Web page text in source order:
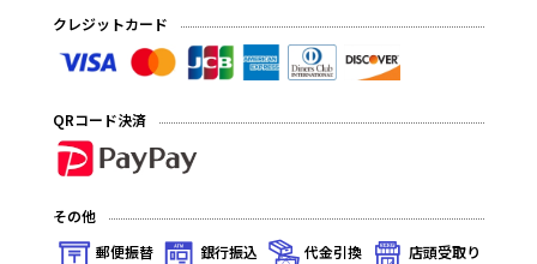
発見の旅路(プレミアム)
深淵のガンスリンガー(プレミアム)
星の涙(プレミアム)
クレジットカード
QRコード決済
その他
郵便振替
銀行振込 代金引換 店頭受取り